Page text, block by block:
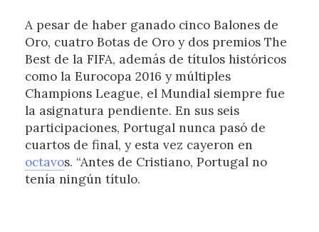
A pesar de haber ganado cinco Balones de
Oro, cuatro Botas de Oro y dos premios The
Best de la FIFA, además de títulos históricos
como la Eurocopa 2016 y múltiples
Champions League, el Mundial siempre fue
la asignatura pendiente. En sus seis
participaciones, Portugal nunca pasó de
cuartos de final, y esta vez cayeron en
octavos. “Antes de Cristiano, Portugal no
tenía ningún título.